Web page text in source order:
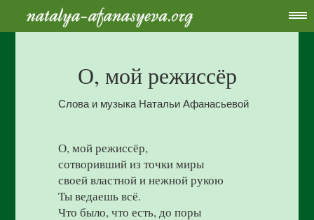
О, мой режиссёр
Слова и музыка Натальи Афанасьевой
О, мой режиссёр,
сотворивший из точки миры
своей властной и нежной рукою
Ты ведаешь всё.
Что было, что есть, до поры